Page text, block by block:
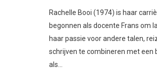
Rachelle Booi (1974) is haar
begonnen als docente Frans om
haar passie voor andere talen,
schrijven te combineren met een
als...